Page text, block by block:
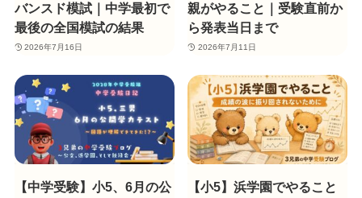
バンスド模試｜中学最初で
最後の全国模試の結果
2026年7月16日
親がやること｜受験直前か
ら発表当日まで
2026年7月11日
【中学受験】小5、6月の公
【小5】浜学園でやること